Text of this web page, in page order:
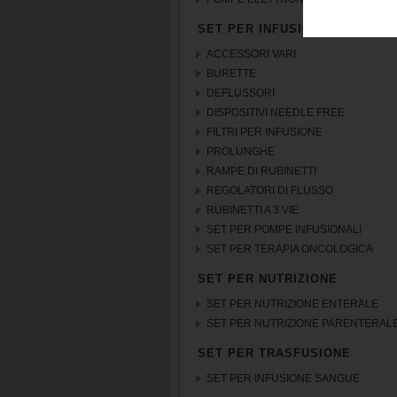
SET PER INFUSIONE
ACCESSORI VARI
BURETTE
DEFLUSSORI
DISPOSITIVI NEEDLE FREE
FILTRI PER INFUSIONE
PROLUNGHE
RAMPE DI RUBINETTI
REGOLATORI DI FLUSSO
RUBINETTI A 3 VIE
SET PER POMPE INFUSIONALI
SET PER TERAPIA ONCOLOGICA
SET PER NUTRIZIONE
SET PER NUTRIZIONE ENTERALE
SET PER NUTRIZIONE
SET PER TRASFUSIONE
SET PER INFUSIONE SANGUE